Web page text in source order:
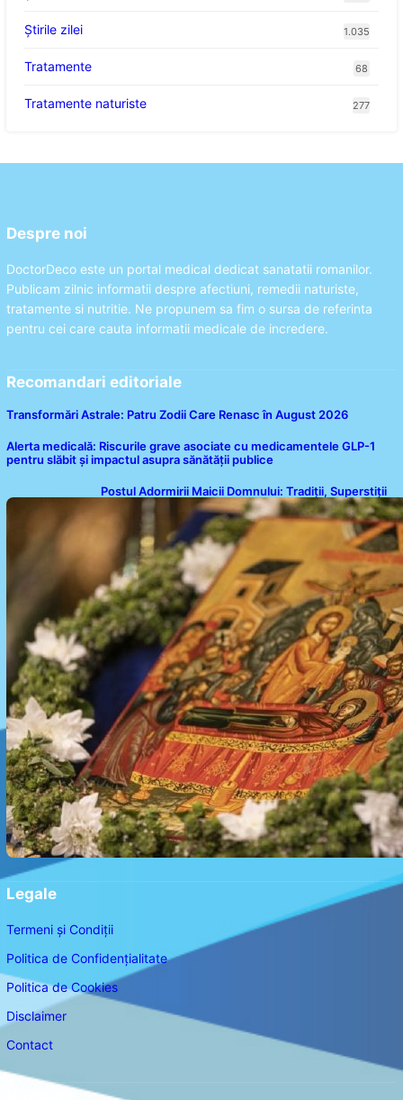
Știrile zilei 1.035
Tratamente 68
Tratamente naturiste 277
Despre noi
DoctorDeco este un portal medical dedicat sanatatii romanilor.
Publicam zilnic informatii despre afectiuni, remedii naturiste,
tratamente si nutritie. Ne propunem sa fim o sursa de referinta
pentru cei care cauta informatii medicale de incredere.
Recomandari editoriale
Transformări Astrale: Patru Zodii Care Renasc în August 2026
Alerta medicală: Riscurile grave asociate cu medicamentele GLP-1
pentru slăbit și impactul asupra sănătății publice
Postul Adormirii Maicii Domnului: Tradiții, Superstiții
și Implicații Spiritualitate în 2026
Legale
Termeni și Condiții
Politica de Confidențialitate
Politica de Cookies
Disclaimer
Contact